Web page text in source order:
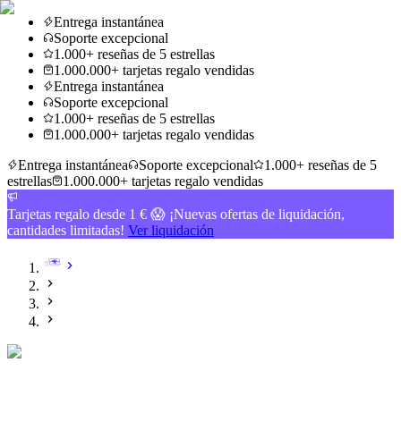
Entrega instantánea
Soporte excepcional
1.000+ reseñas de 5 estrellas
1.000.000+ tarjetas regalo vendidas
Entrega instantánea
Soporte excepcional
1.000+ reseñas de 5 estrellas
1.000.000+ tarjetas regalo vendidas
Entrega instantánea
Soporte excepcional
1.000+ reseñas de 5
estrellas
1.000.000+ tarjetas regalo vendidas
Tarjetas regalo desde 1 € 😱 ¡Nuevas ofertas de liquidación,
cantidades limitadas! Ver liquidación